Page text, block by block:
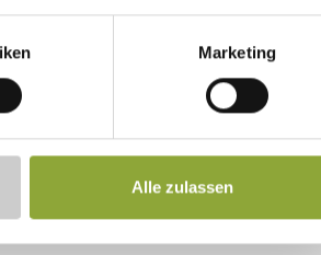
Marketing
Alle zulassen
verlängert die Laber-Bergbahn in
bis 22.00 Uhr – bei jeder Witterung.
Talfahrt mit der Seilbahn ist ein
lassen Sie sich auf unserer
Gondelfahrt zurück ins Tal.